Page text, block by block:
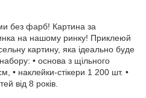
без фарб! Картина за
на нашому ринку! Приклеюй
картину, яка ідеально буде
• основа з щільного
• наклейки-стікери 1 200 шт. •
від 8 років.